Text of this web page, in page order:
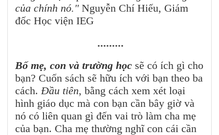
của chính nó."Nguyễn Chí Hiếu, Giám
đốc Học viện IEG
.........
Bố mẹ, con và trường học sẽ có ích gì cho
bạn? Cuốn sách sẽ hữu ích với bạn theo ba
cách.Đầu tiên, bằng cách xem xét loại
hình giáo dục mà con bạn cần bây giờ và
nó có liên quan gì đến vai trò làm cha mẹ
của bạn. Cha mẹ thường nghĩ con cái cần